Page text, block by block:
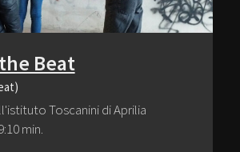
Beat
Toscanini di Aprilia
min.